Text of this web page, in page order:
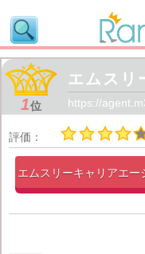
1位
エムスリ
https://
評価：
エムスリーキャリアエー